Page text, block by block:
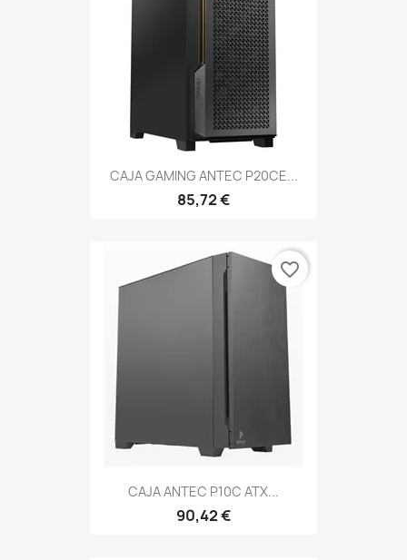
CAJA GAMING ANTEC P20CE...
85,72 €
CAJA ANTEC P10C ATX...
90,42 €
favorite_border